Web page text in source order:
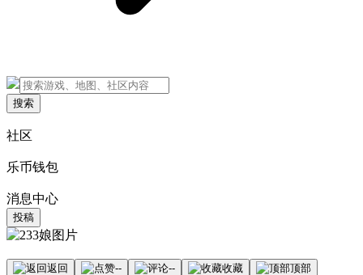
搜索
社区
乐币钱包
消息中心
投稿
返回 -- -- 收藏 顶部